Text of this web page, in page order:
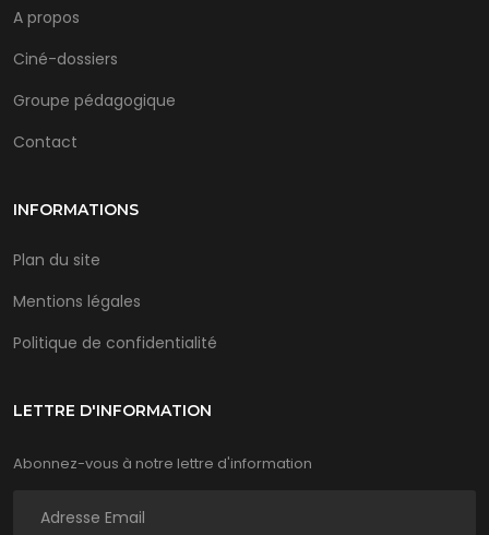
A propos
Ciné-dossiers
Groupe pédagogique
Contact
INFORMATIONS
Plan du site
Mentions légales
Politique de confidentialité
LETTRE D'INFORMATION
Abonnez-vous à notre lettre d'information